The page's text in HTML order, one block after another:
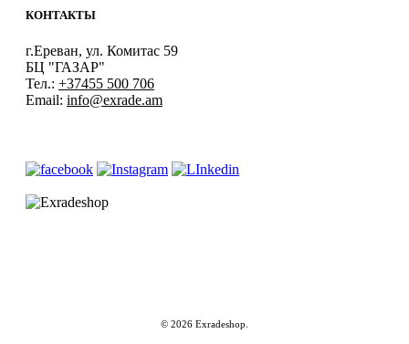
КОНТАКТЫ
г.Ереван, ул. Комитас 59
БЦ "ГАЗАР"
Тел.: +37455 500 706
Email: info@exrade.am
© 2026 Exradeshop.